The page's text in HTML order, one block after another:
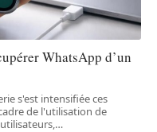
WhatsApp d’un
s'est intensifiée ces
de l'utilisation de
…